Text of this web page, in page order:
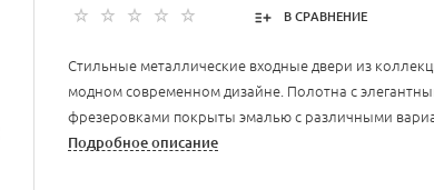
В СРАВНЕНИЕ
Стильные металлические входные двери из
модном современном дизайне. Полотна с
фрезеровками покрыты эмалью с различными
Подробное описание